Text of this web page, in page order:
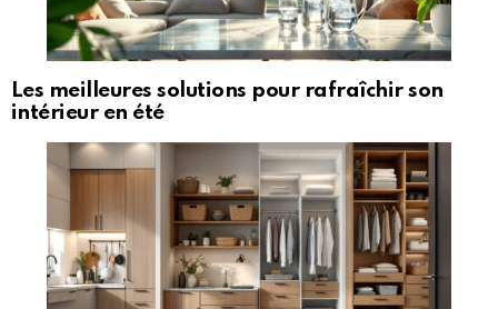
Les meilleures solutions pour rafraîchir son
intérieur en été